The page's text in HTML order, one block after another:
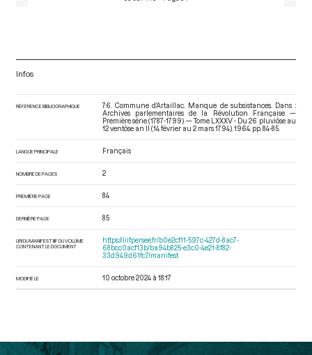
Infos
RÉFÉRENCE BIBLIOGRAPHIQUE
76. Commune d’Artaillac. Manque de subsistances. Dans :
Archives parlementaires de la Révolution Française —
Première série (1787-1799) — Tome LXXXV - Du 26 pluviôse au
12 ventôse an II (14 février au 2 mars 1794) . 1964. pp. 84-85.
LANGUE PRINCIPALE Français
NOMBRE DE PAGES 2
PREMIÈRE PAGE 84
DERNIÈRE PAGE 85
URI DU MANIFEST IIIF DU VOLUME
CONTENANT LE DOCUMENT
https://iiif.persee.fr/b0e2cf11-597c-427d-8ac7-
68bcc0acf13b/ba94b825-e3c0-4e21-8f82-
33d949d61fc7/manifest
MODIFIÉ LE 10 octobre 2024 à 18:17